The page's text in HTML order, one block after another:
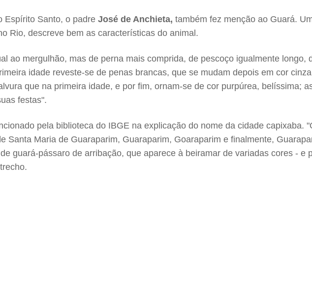
Espírito Santo, o padre José de Anchieta, também fez menção ao Guará.
Rio, descreve bem as características do animal.
ao mergulhão, mas de perna mais comprida, de pescoço igualmente longo,
idade reveste-se de penas brancas, que se mudam depois em cor
que na primeira idade, e por fim, ornam-se de cor purpúrea, belíssima;
festas".
pela biblioteca do IBGE na explicação do nome da cidade capixaba.
Santa Maria de Guaraparim, Guaraparim, Goaraparim e finalmente,
guará-pássaro de arribação, que aparece à beiramar de variadas cores - e